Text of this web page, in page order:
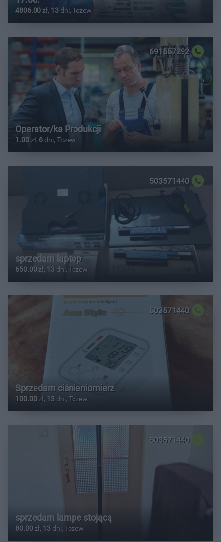
4806.00 zł, 13 dni, Tczew
691557292
Operator/ka Produkcji
1.00 zł, 6 dni, Tczew
503571440
sprzedam laptop
650.00 zł, 13 dni, Tczew
503571440
Sprzedam ciśnieniomierz
100.00 zł, 13 dni, Tczew
503571440
sprzedam lampe stojącą
80.00 zł, 13 dni, Tczew